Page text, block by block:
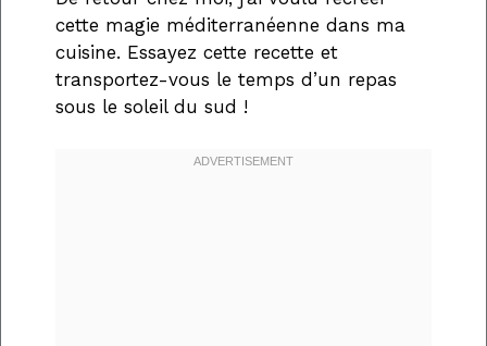
cette magie méditerranéenne dans ma
cuisine. Essayez cette recette et
transportez-vous le temps d’un repas
sous le soleil du sud !